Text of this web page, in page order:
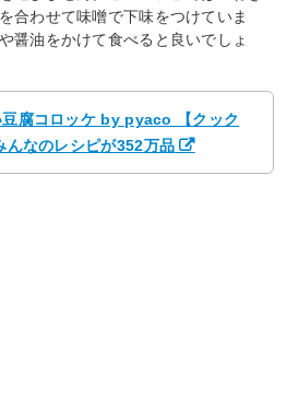
合わせて味噌で下味をつけていま
醤油をかけて食べると良いでしょ
腐コロッケ by pyaco 【クック
んなのレシピが352万品